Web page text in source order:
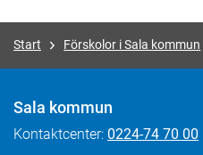
Start Förskolor i Sala kommun
Sala kommun
Kontaktcenter: 0224-74 70 00